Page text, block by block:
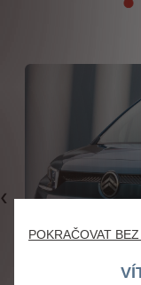
Předchozí
POKRAČOVAT